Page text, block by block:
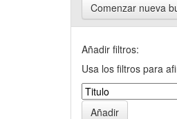
Comenzar nueva
Añadir filtros:
Usa los filtros para